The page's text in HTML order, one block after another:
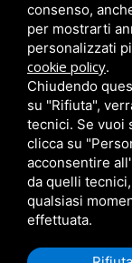
consenso,
per mostrarti
personalizzati
cookie policy.
Chiudendo
su "Rifiuta",
tecnici. Se vuoi
clicca su
acconsentire
da quelli
qualsiasi
effettuata.
Pubblicazioni
Convegni
Blog
Dicono di me
Privacy Policy